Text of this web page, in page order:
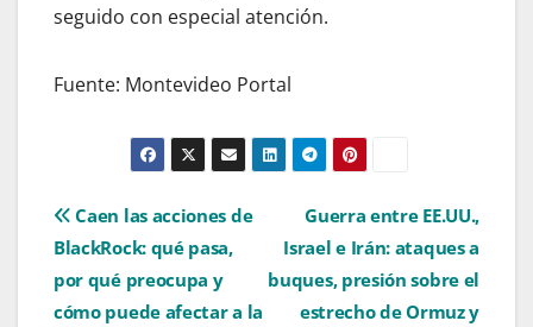
seguido con especial atención.
Fuente: Montevideo Portal
Navegación
de
Guerra entre EE.UU.,
Israel e Irán: ataques a
buques, presión sobre el
estrecho de Ormuz y
Caen las acciones de
BlackRock: qué pasa,
por qué preocupa y
cómo puede afectar a la